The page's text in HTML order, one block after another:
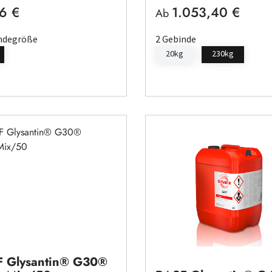
Preis:
€ Regulärer Preis:
Ab 1.053,40 €
2 Gebinde
20kg 230kg
Glysantin® G30®